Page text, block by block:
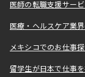
医師の転職支援サー
医療・ヘルスケア業
メキシコでのお仕事
留学生が日本で仕事